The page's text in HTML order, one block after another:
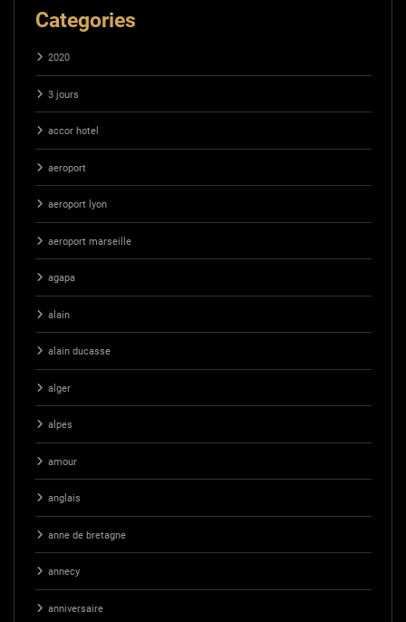
Categories
2020
3 jours
accor hotel
aeroport
aeroport lyon
aeroport marseille
agapa
alain
alain ducasse
alger
alpes
amour
anglais
anne de bretagne
annecy
anniversaire